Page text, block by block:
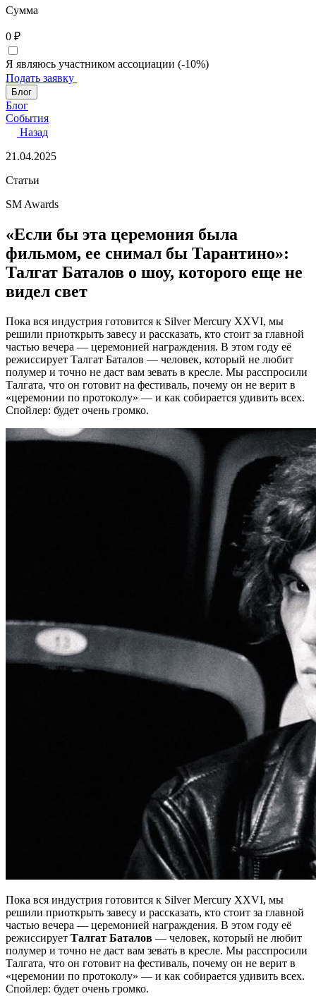
Сумма
0 ₽
Я являюсь участником ассоциации (-10%)
Подать заявку
Блог
Блог
События
Назад
21.04.2025
Статьи
SM Awards
«Если бы эта церемония была
фильмом, ее снимал бы Тарантино»:
Талгат Баталов о шоу, которого еще не
видел свет
Пока вся индустрия готовится к Silver Mercury XXVI, мы
решили приоткрыть завесу и рассказать, кто стоит за главной
частью вечера — церемонией награждения. В этом году её
режиссирует Талгат Баталов — человек, который не любит
полумер и точно не даст вам зевать в кресле. Мы расспросили
Талгата, что он готовит на фестиваль, почему он не верит в
«церемонии по протоколу» — и как собирается удивить всех.
Спойлер: будет очень громко.
Пока вся индустрия готовится к Silver Mercury XXVI, мы
решили приоткрыть завесу и рассказать, кто стоит за главной
частью вечера — церемонией награждения. В этом году её
режиссирует Талгат Баталов — человек, который не любит
полумер и точно не даст вам зевать в кресле. Мы расспросили
Талгата, что он готовит на фестиваль, почему он не верит в
«церемонии по протоколу» — и как собирается удивить всех.
Спойлер: будет очень громко.